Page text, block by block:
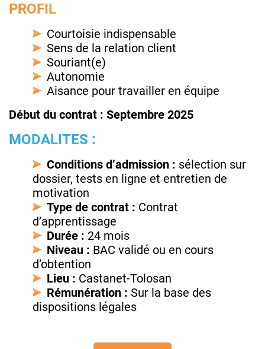
PROFIL
Courtoisie indispensable
Sens de la relation client
Souriant(e)
Autonomie
Aisance pour travailler en équipe
Début du contrat : Septembre 2025
MODALITES :
Conditions d’admission : sélection sur
dossier, tests en ligne et entretien de
motivation
Type de contrat : Contrat
d’apprentissage
Durée : 24 mois
Niveau : BAC validé ou en cours
d’obtention
Lieu : Castanet-Tolosan
Rémunération : Sur la base des
dispositions légales